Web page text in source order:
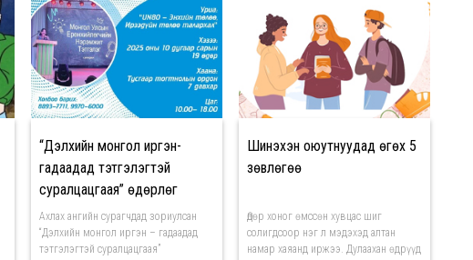
“Дэлхийн монгол иргэн-
гадаадад тэтгэлэгтэй
суралцацгаая” өдөрлөг
болно
Ахлах ангийн сурагчдад зориулсан
“Дэлхийн монгол иргэн – гадаадад
тэтгэлэгтэй суралцацгаая”
Шинэхэн оюутнуудад өгөх 5
зөвлөгөө
Өдөр хоног өмссөн хувцас шиг
солигдсоор нэг л мэдэхэд алтан
намар хаяанд иржээ. Дулаахан өдрүүд